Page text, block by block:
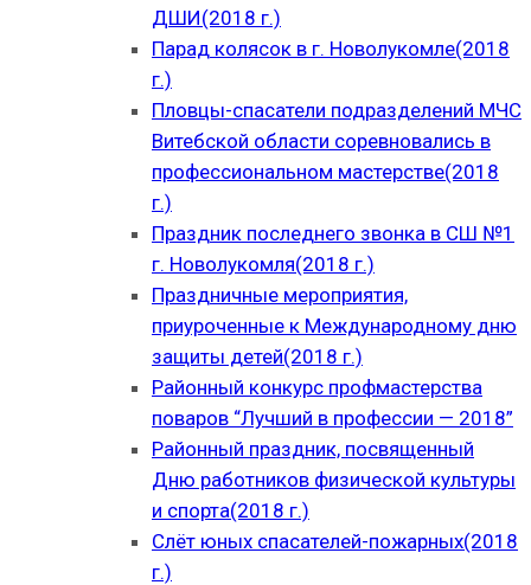
ДШИ(2018 г.)
Парад колясок в г. Новолукомле(2018
г.)
Пловцы-спасатели подразделений МЧС
Витебской области соревновались в
профессиональном мастерстве(2018
г.)
Праздник последнего звонка в СШ №1
г. Новолукомля(2018 г.)
Праздничные мероприятия,
приуроченные к Международному дню
защиты детей(2018 г.)
Районный конкурс профмастерства
поваров “Лучший в профессии — 2018”
Районный праздник, посвященный
Дню работников физической культуры
и спорта(2018 г.)
Слёт юных спасателей-пожарных(2018
г.)